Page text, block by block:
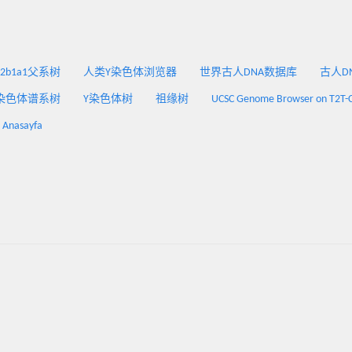
父系树 人类Y染色体浏览器 世界古人DNA数据库 古人
色体谱系树 Y染色体树 祖缘树 UCSC Genome Browser on
Anasayfa